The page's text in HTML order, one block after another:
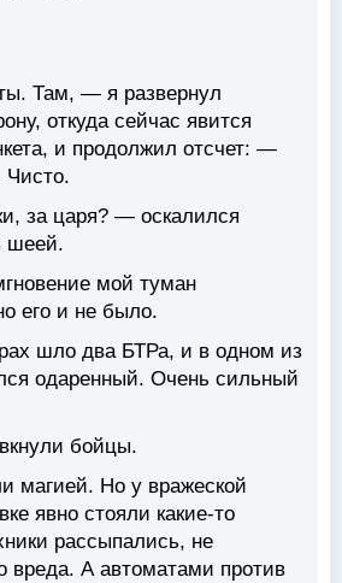
Там, — я развернул
откуда сейчас явится
и продолжил отсчет: —
за царя? — оскалился
шеей.
мой туман
его и не было.
шло два БТРа, и в одном из
одаренный. Очень сильный
бойцы.
магией. Но у вражеской
явно стояли какие-то
рассыпались, не
вреда. А автоматами против